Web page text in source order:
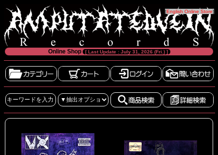
[English Online Store]
Online Shop [ Last Update : July 31, 2026 (Fri.) ]